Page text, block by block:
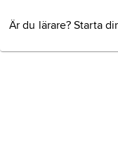
Är du lärare? Starta